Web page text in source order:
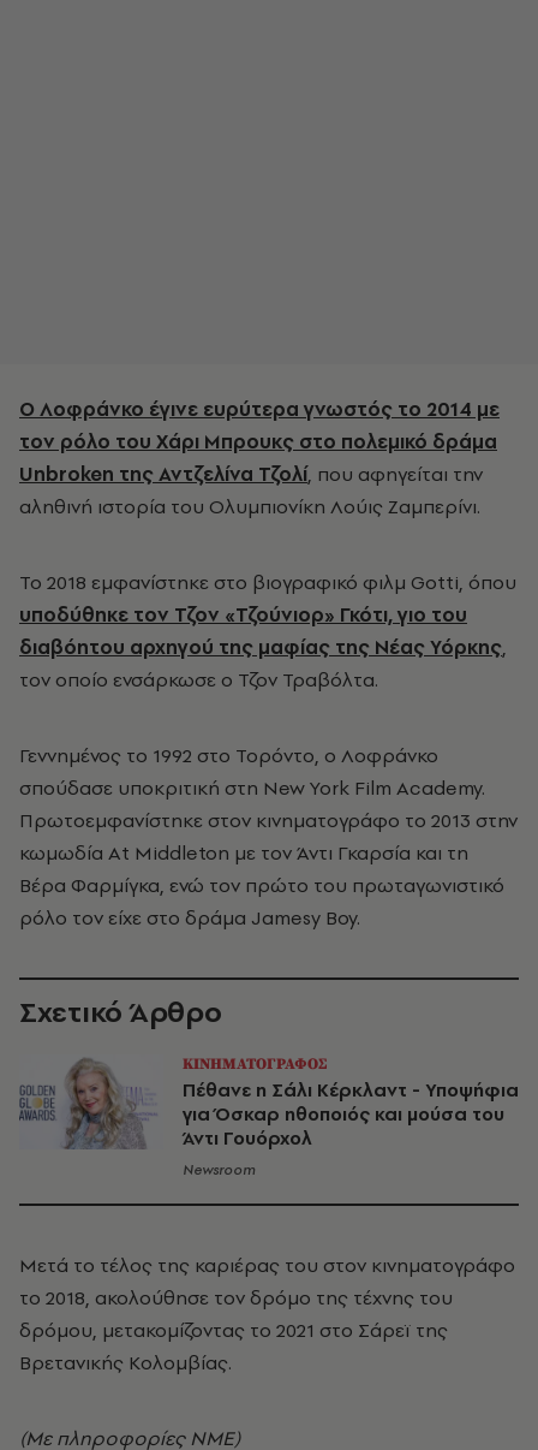
Ο Λοφράνκο έγινε ευρύτερα γνωστός το 2014 με
τον ρόλο του Χάρι Μπρουκς στο πολεμικό δράμα
Unbroken της Αντζελίνα Τζολί, που αφηγείται την
αληθινή ιστορία του Ολυμπιονίκη Λούις Ζαμπερίνι.
Το 2018 εμφανίστηκε στο βιογραφικό φιλμ Gotti, όπου
υποδύθηκε τον Τζον «Τζούνιορ» Γκότι, γιο του
διαβόητου αρχηγού της μαφίας της Νέας Υόρκης,
τον οποίο ενσάρκωσε ο Τζον Τραβόλτα.
Γεννημένος το 1992 στο Τορόντο, ο Λοφράνκο
σπούδασε υποκριτική στη New York Film Academy.
Πρωτοεμφανίστηκε στον κινηματογράφο το 2013 στην
κωμωδία At Middleton με τον Άντι Γκαρσία και τη
Βέρα Φαρμίγκα, ενώ τον πρώτο του πρωταγωνιστικό
ρόλο τον είχε στο δράμα Jamesy Boy.
Σχετικό Άρθρο
ΚΙΝΗΜΑΤΟΓΡΑΦΟΣ
Πέθανε η Σάλι Κέρκλαντ - Υποψήφια
για Όσκαρ ηθοποιός και μούσα του
Άντι Γουόρχολ
Newsroom
Μετά το τέλος της καριέρας του στον κινηματογράφο
το 2018, ακολούθησε τον δρόμο της τέχνης του
δρόμου, μετακομίζοντας το 2021 στο Σάρεϊ της
Βρετανικής Κολομβίας.
(Με πληροφορίες NME)